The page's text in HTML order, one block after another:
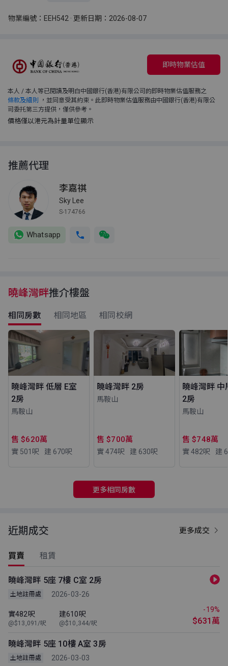
物業編號：EEH542 · 更新日期：2026-08-07
即時物業估值
本人 / 本人等已閱讀及明白中國銀行(香港)有限公司的即時物業估值服務之
條款及細則
，並同意受其約束。此即時物業估值服務由中國銀行(香港)有限公
司委托第三方提供，僅供參考。
價格僅以港元為計量單位顯示
推薦代理
李嘉祺
Sky Lee
S-174766
Whatsapp
曉峰灣畔推介樓盤
相同房數 相同地區 相同校網
曉峰灣畔 低層 E室
2房
馬鞍山
售 $620萬
實 501 呎 建 670呎
曉峰灣畔 2房
馬鞍山
售 $700萬
實 474呎 建 630呎
曉峰灣畔 中
2房
馬鞍山
售 $748萬
實 482呎 建
更多相同房數
近期成交 更多成交
買賣 租賃
曉峰灣畔 5座 7樓 C室 2房
土地註冊處 2026-03-26
實482呎
@$13,091/呎
建610呎
@$10,344/呎
-19%
$631萬
曉峰灣畔 5座 10樓 A室 3房
土地註冊處 2026-03-03